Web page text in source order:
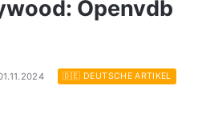
Openvdb
🇩🇪 DEUTSCHE ARTIKEL